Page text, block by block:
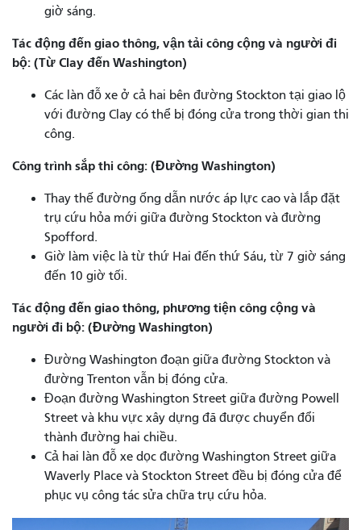
giờ sáng.
Tác động đến giao thông, vận tải công cộng và người đi
bộ: (Từ Clay đến Washington)
Các làn đỗ xe ở cả hai bên đường Stockton tại giao lộ
với đường Clay có thể bị đóng cửa trong thời gian thi
công.
Công trình sắp thi công: (Đường Washington)
Thay thế đường ống dẫn nước áp lực cao và lắp đặt
trụ cứu hỏa mới giữa đường Stockton và đường
Spofford.
Giờ làm việc là từ thứ Hai đến thứ Sáu, từ 7 giờ sáng
đến 10 giờ tối.
Tác động đến giao thông, phương tiện công cộng và
người đi bộ: (Đường Washington)
Đường Washington đoạn giữa đường Stockton và
đường Trenton vẫn bị đóng cửa.
Đoạn đường Washington Street giữa đường Powell
Street và khu vực xây dựng đã được chuyển đổi
thành đường hai chiều.
Cả hai làn đỗ xe dọc đường Washington Street giữa
Waverly Place và Stockton Street đều bị đóng cửa để
phục vụ công tác sửa chữa trụ cứu hỏa.